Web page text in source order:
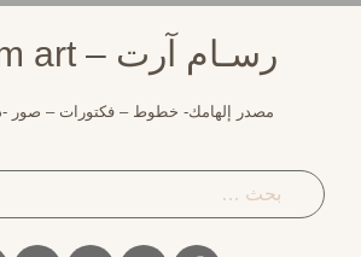
رسـام آرت – rassam art
مصدر إلهامك- خطوط – فكتورات – صور